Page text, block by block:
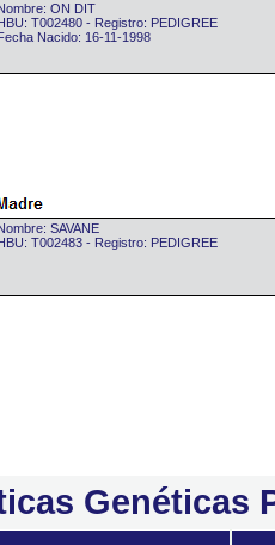
ON DIT
T002480 - Registro: PEDIGREE
Nacido: 16-11-1998
SAVANE
T002483 - Registro: PEDIGREE
Genéticas